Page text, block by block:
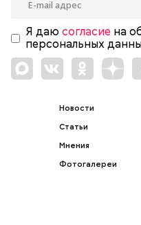
Я даю согласие на
персональных
Новости
Статьи
Мнения
Фотогалереи